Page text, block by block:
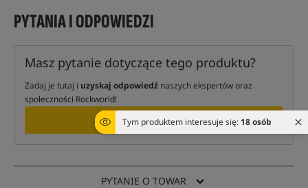
Tym produktem interesuje się: 18 osób
PYTANIA I ODPOWIEDZI
Masz pytanie dotyczące tego produktu?
Zadaj je tutaj i uzyskaj odpowiedź naszych ekspertów oraz
społeczności Rockworld!
ZAPYTAJ
PYTANIE O TOWAR